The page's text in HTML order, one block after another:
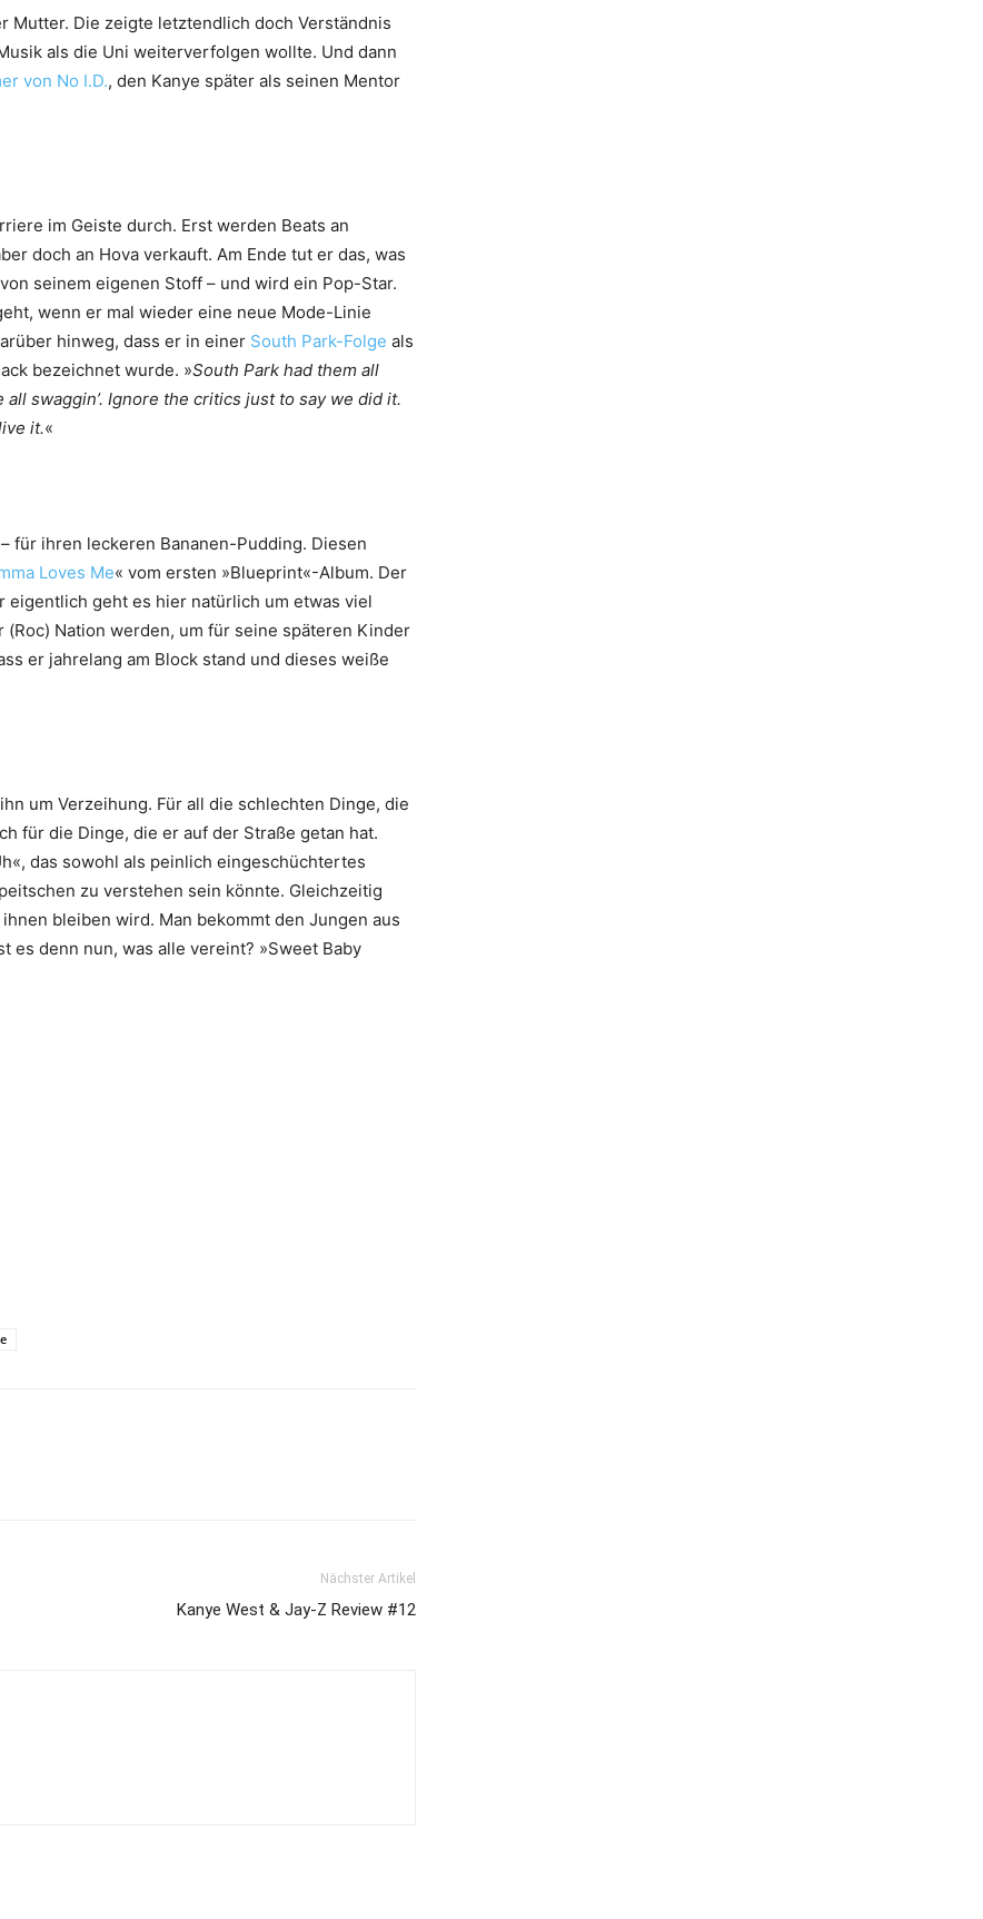
Mutter. Die zeigte letztendlich doch Verständnis
als die Uni weiterverfolgen wollte. Und dann
von No I.D., den Kanye später als seinen Mentor
im Geiste durch. Erst werden Beats an
doch an Hova verkauft. Am Ende tut er das, was
seinem eigenen Stoff – und wird ein Pop-Star.
wenn er mal wieder eine neue Mode-Linie
hinweg, dass er in einer South Park-Folge als
bezeichnet wurde. »South Park had them all
swaggin’. Ignore the critics just to say we did it.
it.«
für ihren leckeren Bananen-Pudding. Diesen
Loves Me« vom ersten »Blueprint«-Album. Der
eigentlich geht es hier natürlich um etwas viel
Nation werden, um für seine späteren Kinder
er jahrelang am Block stand und dieses weiße
um Verzeihung. Für all die schlechten Dinge, die
für die Dinge, die er auf der Straße getan hat.
das sowohl als peinlich eingeschüchtertes
zu verstehen sein könnte. Gleichzeitig
bleiben wird. Man bekommt den Jungen aus
es denn nun, was alle vereint? »Sweet Baby
Nächster Artikel
Kanye West & Jay-Z Review #12